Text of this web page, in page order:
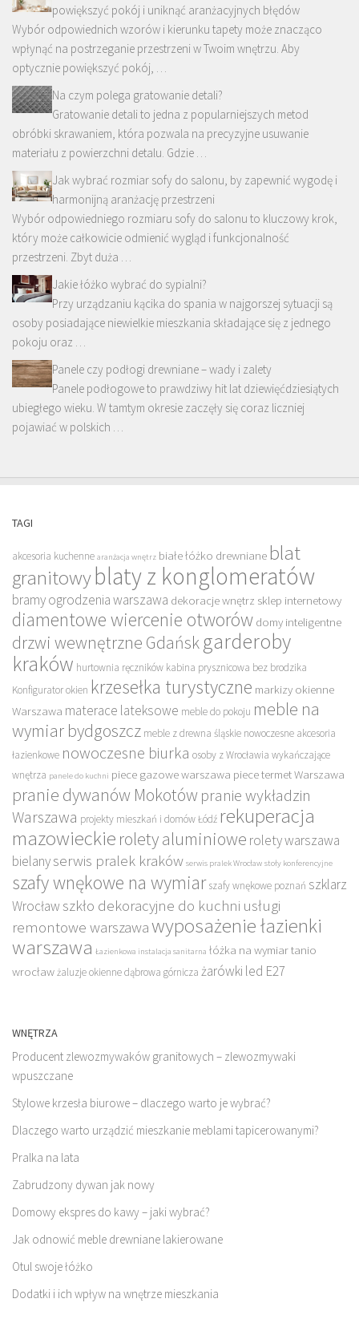
powiększyć pokój i uniknąć aranżacyjnych błędów
Wybór odpowiednich wzorów i kierunku tapety może znacząco
wpłynąć na postrzeganie przestrzeni w Twoim wnętrzu. Aby
optycznie powiększyć pokój, …
Na czym polega gratowanie detali?
Gratowanie detali to jedna z popularniejszych metod
obróbki skrawaniem, która pozwala na precyzyjne usuwanie
materiału z powierzchni detalu. Gdzie …
Jak wybrać rozmiar sofy do salonu, by zapewnić wygodę i
harmonijną aranżację przestrzeni
Wybór odpowiedniego rozmiaru sofy do salonu to kluczowy krok,
który może całkowicie odmienić wygląd i funkcjonalność
przestrzeni. Zbyt duża …
Jakie łóżko wybrać do sypialni?
Przy urządzaniu kącika do spania w najgorszej sytuacji są
osoby posiadające niewielkie mieszkania składające się z jednego
pokoju oraz …
Panele czy podłogi drewniane – wady i zalety
Panele podłogowe to prawdziwy hit lat dziewięćdziesiątych
ubiegłego wieku. W tamtym okresie zaczęły się coraz liczniej
pojawiać w polskich …
TAGI
akcesoria kuchenne aranżacja wnętrz białe łóżko drewniane blat
granitowyblaty z konglomeratów
bramy ogrodzenia warszawa dekoracje wnętrz sklep internetowy
diamentowe wiercenie otworów domy inteligentne
drzwi wewnętrzne Gdańsk garderoby
kraków hurtownia ręczników kabina prysznicowa bez brodzika
Konfigurator okien krzesełka turystyczne markizy okienne
Warszawa materace lateksowe meble do pokoju meble na
wymiar bydgoszcz meble z drewna śląskie nowoczesne akcesoria
łazienkowe nowoczesne biurka osoby z Wrocławia wykańczające
wnętrza panele do kuchni piece gazowe warszawa piece termet Warszawa
pranie dywanów Mokotów pranie wykładzin
Warszawa projekty mieszkań i domów Łódź rekuperacja
mazowieckie rolety aluminiowe rolety warszawa
bielanyserwis pralek kraków serwis pralek Wrocław stoły konferencyjne
szafy wnękowe na wymiar szafy wnękowe poznań szklarz
Wrocław szkło dekoracyjne do kuchni usługi
remontowe warszawawyposażenie łazienki
warszawa Łazienkowa instalacja sanitarna łóżka na wymiar tanio
wrocławżaluzje okienne dąbrowa górnicza żarówki led E27
WNĘTRZA
Producent zlewozmywaków granitowych – zlewozmywaki
wpuszczane
Stylowe krzesła biurowe – dlaczego warto je wybrać?
Dlaczego warto urządzić mieszkanie meblami tapicerowanymi?
Pralka na lata
Zabrudzony dywan jak nowy
Domowy ekspres do kawy – jaki wybrać?
Jak odnowić meble drewniane lakierowane
Otul swoje łóżko
Dodatki i ich wpływ na wnętrze mieszkania